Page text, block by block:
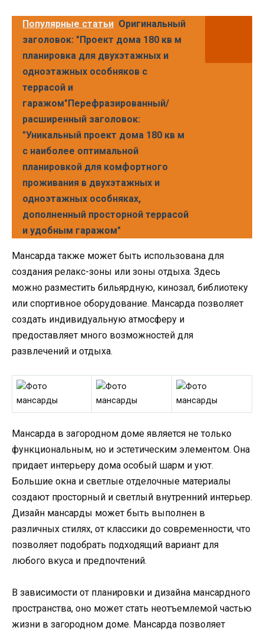
Популярные статьи Оригинальный
заголовок: "Проект дома 180 кв м
планировка для двухэтажных и
одноэтажных особняков с
террасой и
гаражом"Перефразированный/
расширенный заголовок:
"Уникальный проект дома 180 кв м
с наиболее оптимальной
планировкой для комфортного
проживания в двухэтажных и
одноэтажных особняках,
дополненный просторной террасой
и удобным гаражом"
Мансарда также может быть использована для
создания релакс-зоны или зоны отдыха. Здесь
можно разместить бильярдную, кинозал, библиотеку
или спортивное оборудование. Мансарда позволяет
создать индивидуальную атмосферу и
предоставляет много возможностей для
развлечений и отдыха.
Мансарда в загородном доме является не только
функциональным, но и эстетическим элементом. Она
придает интерьеру дома особый шарм и уют.
Большие окна и светлые отделочные материалы
создают просторный и светлый внутренний интерьер.
Дизайн мансарды может быть выполнен в
различных стилях, от классики до современности, что
позволяет подобрать подходящий вариант для
любого вкуса и предпочтений.
В зависимости от планировки и дизайна мансардного
пространства, оно может стать неотъемлемой частью
жизни в загородном доме. Мансарда позволяет